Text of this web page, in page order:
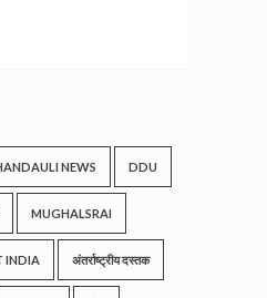
NEWS DDU
MUGHALSRAI
INDIA अंतर्राष्ट्रीय दस्तक